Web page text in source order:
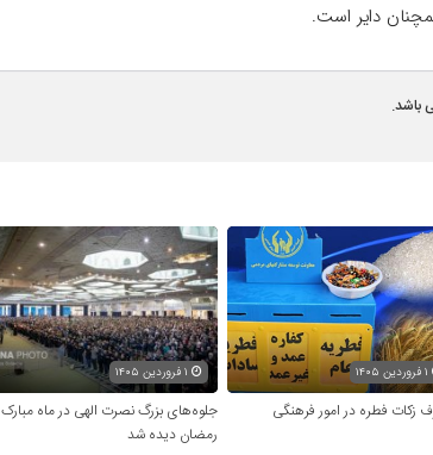
دایر است.
باشد.
۱ فروردین ۱۴۰۵
زکات فطره در امور فرهنگی
جلوه‌های بزرگ نصرت الهی در ماه مبارک
رمضان دیده شد